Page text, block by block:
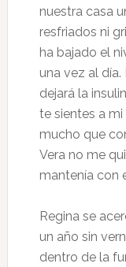
nuestra casa
resfriados ni
ha bajado el
una vez al
dejará la
te sientes a
mucho que
Vera no me
mantenía con
Regina se
un año sin
dentro de la